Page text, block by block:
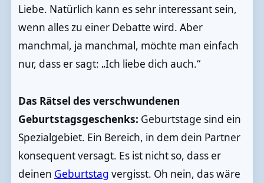
Liebe. Natürlich kann es sehr interessant sein,
wenn alles zu einer Debatte wird. Aber
manchmal, ja manchmal, möchte man einfach
nur, dass er sagt: „Ich liebe dich auch.“
Das Rätsel des verschwundenen
Geburtstagsgeschenks: Geburtstage sind ein
Spezialgebiet. Ein Bereich, in dem dein Partner
konsequent versagt. Es ist nicht so, dass er
deinen Geburtstag vergisst. Oh nein, das wäre